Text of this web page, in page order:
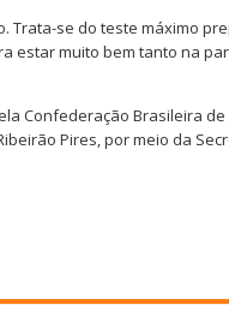
Trata-se do teste máximo
estar muito bem tanto na
Confederação Brasileira
Pires, por meio da